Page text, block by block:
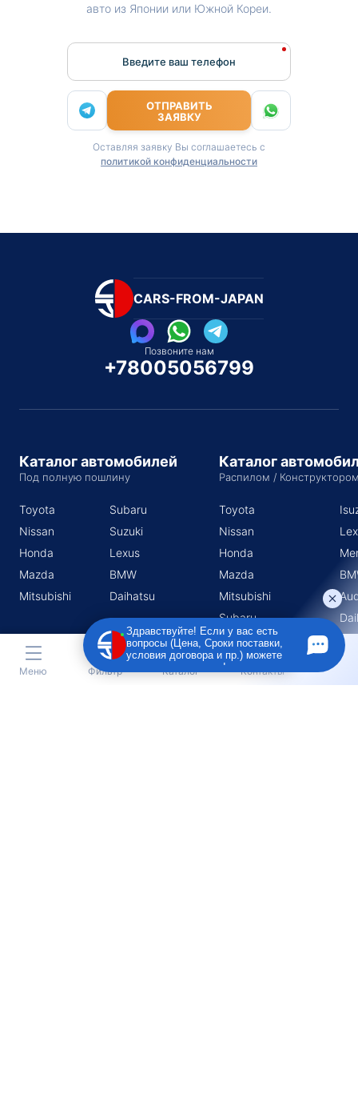
авто из Японии или Южной Кореи.
Введите ваш телефон
ОТПРАВИТЬ
ЗАЯВКУ
Оставляя заявку Вы соглашаетесь с
политикой конфиденциальности
CARS-FROM-JAPAN
Позвоните нам
+78005056799
Каталог автомобилей
Под полную пошлину
Toyota
Nissan
Honda
Mazda
Mitsubishi
Subaru
Suzuki
Lexus
BMW
Daihatsu
Каталог
Распилом /
Toyota
Nissan
Honda
Mazda
Mitsubishi
Subaru
Suzuki
Меню Фильтр Каталог Контакты
Здравствуйте! Если у вас есть
вопросы (Цена, Сроки поставки,
условия договора и пр.) можете
задать их мне в чат!